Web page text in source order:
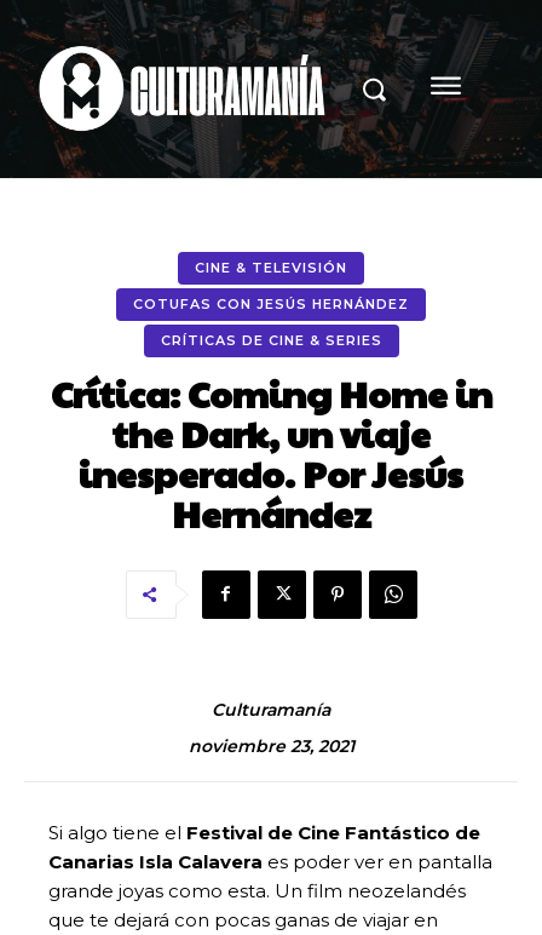
CINE & TELEVISIÓN
COTUFAS CON JESÚS HERNÁNDEZ
CRÍTICAS DE CINE & SERIES
Crítica: Coming Home in
the Dark, un viaje
inesperado. Por Jesús
Hernández
Culturamanía
noviembre 23, 2021
Si algo tiene el Festival de Cine Fantástico de
Canarias Isla Calavera es poder ver en pantalla
grande joyas como esta. Un film neozelandés
que te dejará con pocas ganas de viajar en